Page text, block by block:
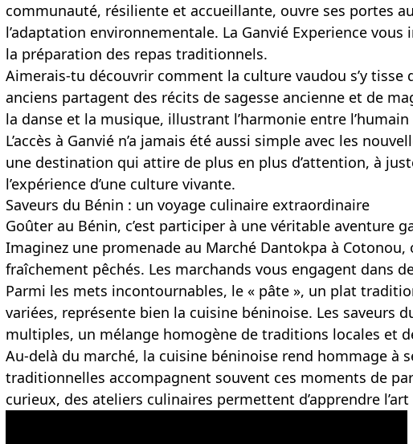
communauté, résiliente et accueillante, ouvre ses portes
l’adaptation environnementale. La Ganvié Experience
la préparation des repas traditionnels.
Aimerais-tu découvrir comment la culture vaudou s’y
anciens partagent des récits de sagesse ancienne et de
la danse et la musique, illustrant l’harmonie entre
L’accès à Ganvié n’a jamais été aussi simple avec les
une destination qui attire de plus en plus d’attention, à
l’expérience d’une culture vivante.
Saveurs du Bénin : un voyage culinaire extraordinaire
Goûter au Bénin, c’est participer à une véritable aventure
Imaginez une promenade au Marché Dantokpa à
fraîchement pêchés. Les marchands vous engagent dans
Parmi les mets incontournables, le « pâte », un plat
variées, représente bien la cuisine béninoise. Les saveurs
multiples, un mélange homogène de traditions locales et
Au-delà du marché, la cuisine béninoise rend hommage à
traditionnelles accompagnent souvent ces moments de
curieux, des ateliers culinaires permettent d’apprendre